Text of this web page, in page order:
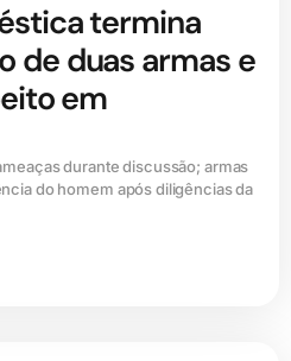
termina
de duas armas e
em
durante discussão; armas
do homem após diligências da